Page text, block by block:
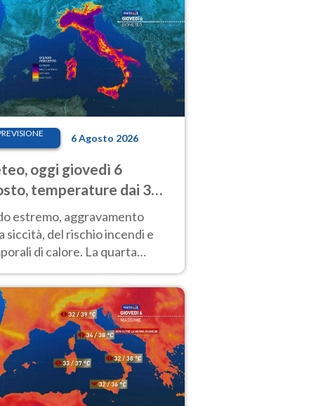
6 Agosto 2026
oggi giovedì 6
temperature dai 33
gradi
estremo, aggravamento
siccità, del rischio incendi e
di calore. La quarta
e durerà fino Ferragosto